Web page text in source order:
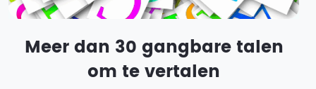
Meer dan 30 gangbare talen
om te vertalen